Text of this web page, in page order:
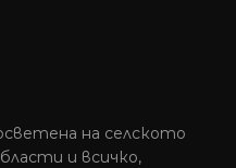
на селското
и всичко,